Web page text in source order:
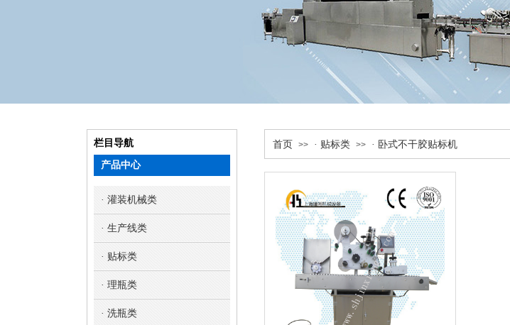
首页 >> · 贴标类 >>
· 卧式不干胶贴标机
产品中心
栏目导航
· 灌装机械类
· 生产线类
· 贴标类
· 理瓶类
· 洗瓶类